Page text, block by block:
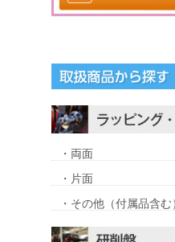
・両面
・片面
・その他（付属品含む）